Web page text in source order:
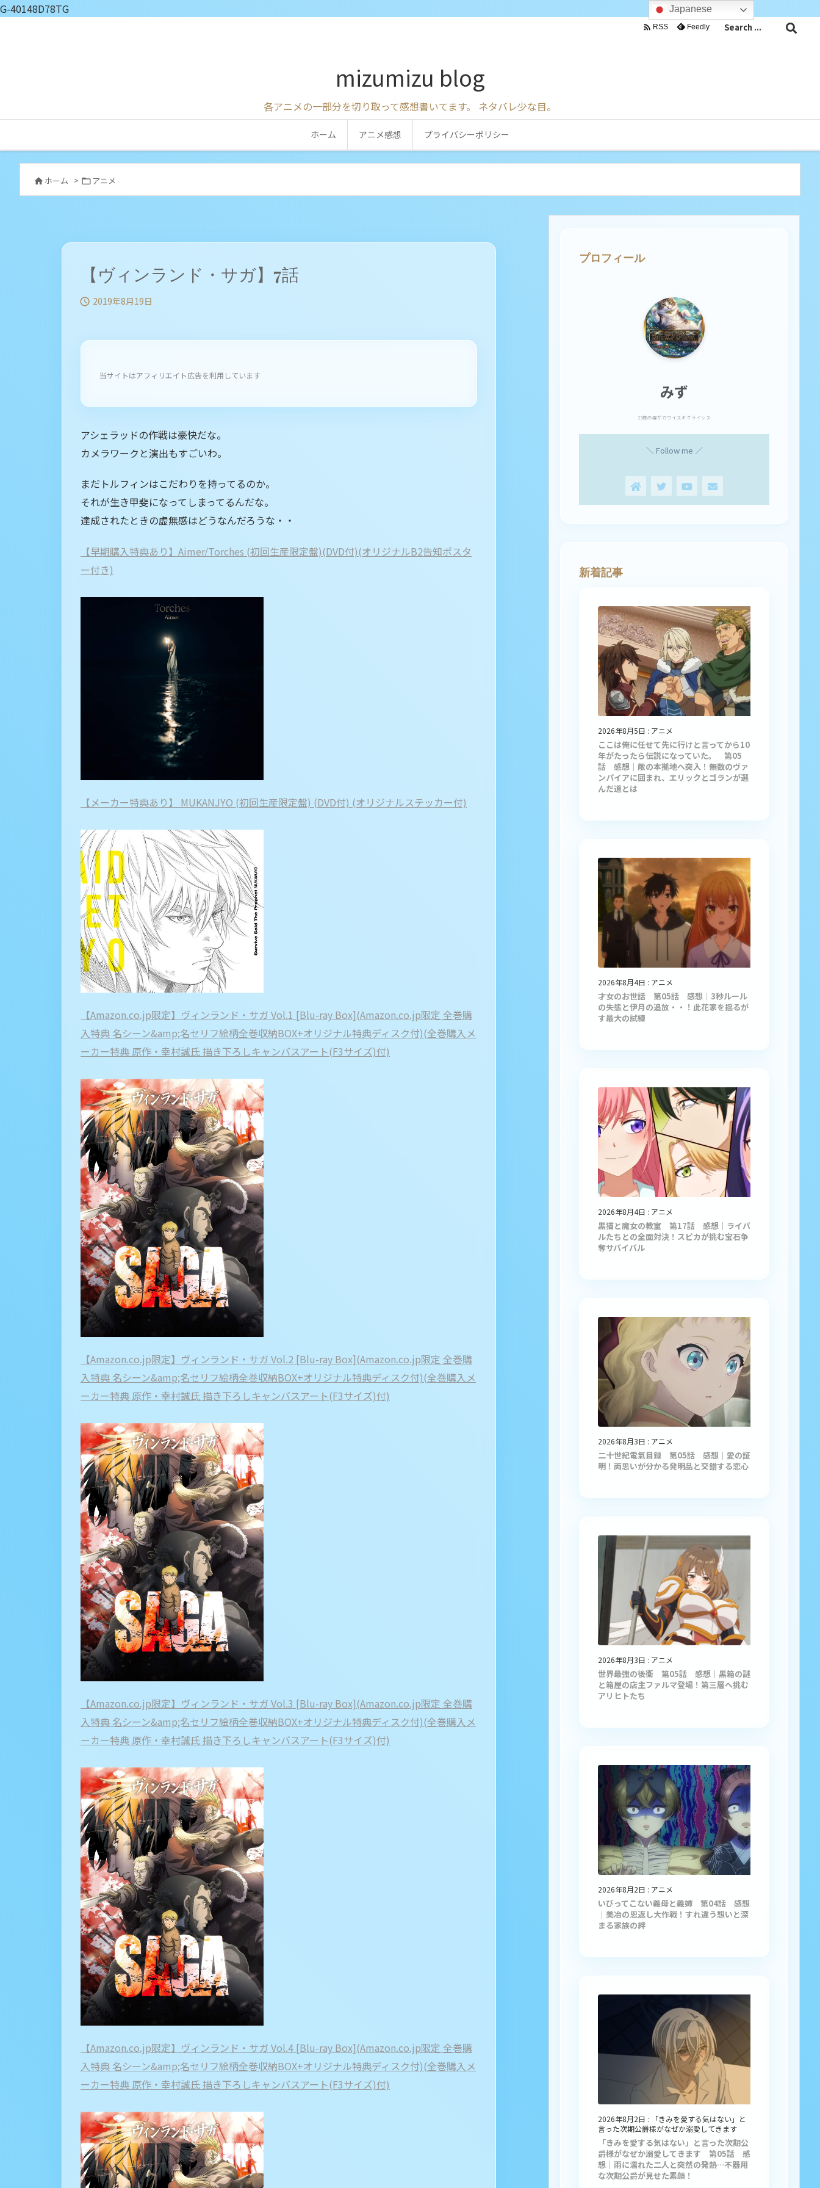
G-40148D78TG
mizumizu blog
各アニメの一部分を切り取って感想書いてます。 ネタバレ少な目。
ホーム アニメ感想 プライバシーポリシー
 RSS Feedly
 ホーム > アニメ
【ヴィンランド・サガ】7話
 2019年8月19日
当サイトはアフィリエイト広告を利用しています
アシェラッドの作戦は豪快だな。
カメラワークと演出もすごいわ。
まだトルフィンはこだわりを持ってるのか。
それが生き甲斐になってしまってるんだな。
達成されたときの虚無感はどうなんだろうな・・
【早期購入特典あり】Aimer/Torches (初回生産限定盤)(DVD付)(オリジナルB2告知ポスタ
ー付き)
【メーカー特典あり】 MUKANJYO (初回生産限定盤) (DVD付) (オリジナルステッカー付)
【Amazon.co.jp限定】ヴィンランド・サガ Vol.1 [Blu-ray Box](Amazon.co.jp限定 全巻購
入特典 名シーン&amp;名セリフ絵柄全巻収納BOX+オリジナル特典ディスク付)(全巻購入メ
ーカー特典 原作・幸村誠氏 描き下ろしキャンバスアート(F3サイズ)付)
【Amazon.co.jp限定】ヴィンランド・サガ Vol.2 [Blu-ray Box](Amazon.co.jp限定 全巻購
入特典 名シーン&amp;名セリフ絵柄全巻収納BOX+オリジナル特典ディスク付)(全巻購入メ
ーカー特典 原作・幸村誠氏 描き下ろしキャンバスアート(F3サイズ)付)
【Amazon.co.jp限定】ヴィンランド・サガ Vol.3 [Blu-ray Box](Amazon.co.jp限定 全巻購
入特典 名シーン&amp;名セリフ絵柄全巻収納BOX+オリジナル特典ディスク付)(全巻購入メ
ーカー特典 原作・幸村誠氏 描き下ろしキャンバスアート(F3サイズ)付)
【Amazon.co.jp限定】ヴィンランド・サガ Vol.4 [Blu-ray Box](Amazon.co.jp限定 全巻購
入特典 名シーン&amp;名セリフ絵柄全巻収納BOX+オリジナル特典ディスク付)(全巻購入メ
ーカー特典 原作・幸村誠氏 描き下ろしキャンバスアート(F3サイズ)付)
プロフィール
みず
23歳の猫がカワイスギクライシス
＼ Follow me ／
新着記事
2026年8月5日 : アニメ
ここは俺に任せて先に行けと言ってから10
年がたったら伝説になっていた。 第05
話 感想｜敵の本拠地へ突入！無数のヴァ
ンパイアに囲まれ、エリックとゴランが選
んだ道とは
2026年8月4日 : アニメ
才女のお世話 第05話 感想｜3秒ルール
の失態と伊月の追放・・！此花家を揺るが
す最大の試練
2026年8月4日 : アニメ
黒猫と魔女の教室 第17話 感想｜ライバ
ルたちとの全面対決！スピカが挑む宝石争
奪サバイバル
2026年8月3日 : アニメ
二十世紀電氣目録 第05話 感想｜愛の証
明！両思いが分かる発明品と交錯する恋心
2026年8月3日 : アニメ
世界最強の後衛 第05話 感想｜黒箱の謎
と箱屋の店主ファルマ登場！第三層へ挑む
アリヒトたち
2026年8月2日 : アニメ
いびってこない義母と義姉 第04話 感想
｜美冶の恩返し大作戦！すれ違う想いと深
まる家族の絆
2026年8月2日 :
「きみを愛する気はない」と
言った次期公爵様がなぜか溺愛してきます
「きみを愛する気はない」と言った次期公
爵様がなぜか溺愛してきます 第05話 感
想｜雨に濡れた二人と突然の発熱…不器用
な次期公爵が見せた素顔！
Japanese